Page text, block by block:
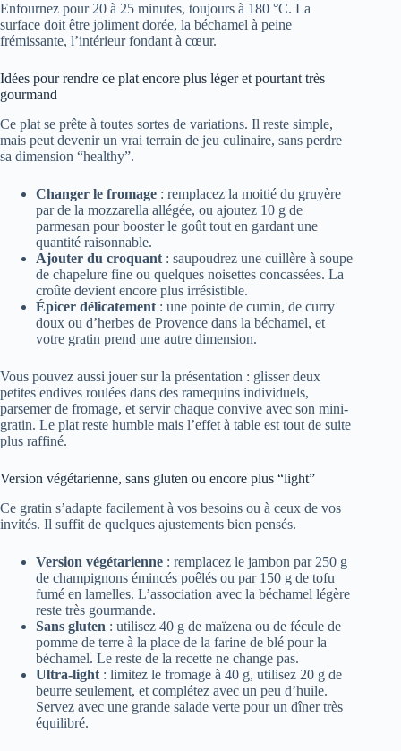
Enfournez pour 20 à 25 minutes, toujours à 180 °C. La
surface doit être joliment dorée, la béchamel à peine
frémissante, l’intérieur fondant à cœur.
Idées pour rendre ce plat encore plus léger et pourtant très
gourmand
Ce plat se prête à toutes sortes de variations. Il reste simple,
mais peut devenir un vrai terrain de jeu culinaire, sans perdre
sa dimension “healthy”.
Changer le fromage : remplacez la moitié du gruyère
par de la mozzarella allégée, ou ajoutez 10 g de
parmesan pour booster le goût tout en gardant une
quantité raisonnable.
Ajouter du croquant : saupoudrez une cuillère à soupe
de chapelure fine ou quelques noisettes concassées. La
croûte devient encore plus irrésistible.
Épicer délicatement : une pointe de cumin, de curry
doux ou d’herbes de Provence dans la béchamel, et
votre gratin prend une autre dimension.
Vous pouvez aussi jouer sur la présentation : glisser deux
petites endives roulées dans des ramequins individuels,
parsemer de fromage, et servir chaque convive avec son mini-
gratin. Le plat reste humble mais l’effet à table est tout de suite
plus raffiné.
Version végétarienne, sans gluten ou encore plus “light”
Ce gratin s’adapte facilement à vos besoins ou à ceux de vos
invités. Il suffit de quelques ajustements bien pensés.
Version végétarienne : remplacez le jambon par 250 g
de champignons émincés poêlés ou par 150 g de tofu
fumé en lamelles. L’association avec la béchamel légère
reste très gourmande.
Sans gluten : utilisez 40 g de maïzena ou de fécule de
pomme de terre à la place de la farine de blé pour la
béchamel. Le reste de la recette ne change pas.
Ultra-light : limitez le fromage à 40 g, utilisez 20 g de
beurre seulement, et complétez avec un peu d’huile.
Servez avec une grande salade verte pour un dîner très
équilibré.